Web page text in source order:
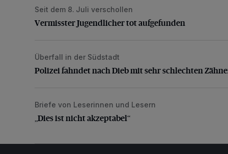
Vermisster Jugendlicher tot aufgefunden
Seit dem 8. Juli verschollen
Vermisster Jugendlicher tot aufgefunden
Polizei fahndet nach Dieb mit sehr schlechten Zähnen
Überfall in der Südstadt
Polizei fahndet nach Dieb mit sehr schlechten
„Dies ist nicht akzeptabel“
Briefe von Leserinnen und Lesern
„Dies ist nicht akzeptabel“